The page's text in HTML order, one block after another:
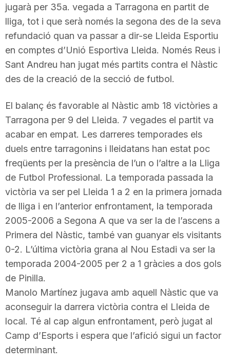
d
e
a
r
a
g
o
a
jugarà per 35a. vegada a Tarragona en partit de
lliga, tot i que serà només la segona des de la seva
refundació quan va passar a dir-se Lleida Esportiu
en comptes d’Unió Esportiva Lleida. Només Reus i
Sant Andreu han jugat més partits contra el Nàstic
des de la creació de la secció de futbol.
El balanç és favorable al Nàstic amb 18 victòries a
Tarragona per 9 del Lleida. 7 vegades el partit va
acabar en empat. Les darreres temporades els
duels entre tarragonins i lleidatans han estat poc
freqüents per la presència de l’un o l’altre a la Lliga
de Futbol Professional. La temporada passada la
victòria va ser pel Lleida 1 a 2 en la primera jornada
de lliga i en l’anterior enfrontament, la temporada
2005-2006 a Segona A que va ser la de l’ascens a
Primera del Nàstic, també van guanyar els visitants
0-2. L’última victòria grana al Nou Estadi va ser la
temporada 2004-2005 per 2 a 1 gràcies a dos gols
de Pinilla.
Manolo Martínez jugava amb aquell Nàstic que va
aconseguir la darrera victòria contra el Lleida de
local. Té al cap algun enfrontament, però jugat al
Camp d’Esports i espera que l’afició sigui un factor
determinant.